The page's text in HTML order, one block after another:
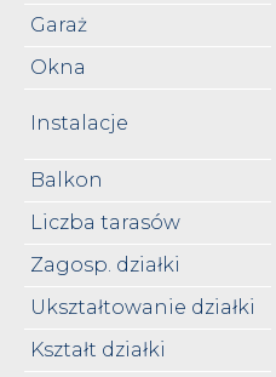
Garaż
Okna
Instalacje
Balkon
Liczba tarasów
Zagosp. działki
Ukształtowanie działki
Kształt działki